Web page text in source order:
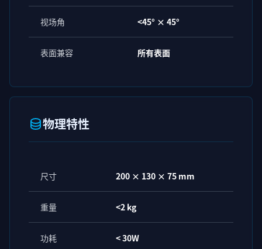
视场角 <45° × 45°
表面兼容 所有表面
物理特性
尺寸 200 × 130 × 75 mm
重量 <2 kg
功耗 < 30W